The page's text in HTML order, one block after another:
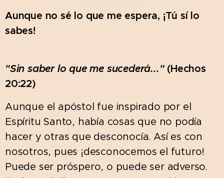
Aunque no sé lo que me espera, ¡Tú sí lo
sabes!
"Sin saber lo que me sucederá..."(Hechos
20:22)
Aunque el apóstol fue inspirado por el
Espíritu Santo, había cosas que no podía
hacer y otras que desconocía. Así es con
nosotros, pues ¡desconocemos el futuro!
Puede ser próspero, o puede ser adverso.